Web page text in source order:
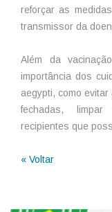
reforçar as
transmissor da
Além da
importância dos
aegypti, como
fechadas,
recipientes que
« Voltar